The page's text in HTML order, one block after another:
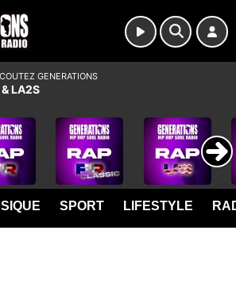
SPORT LIFESTYLE
GENERATIONS
LA2S